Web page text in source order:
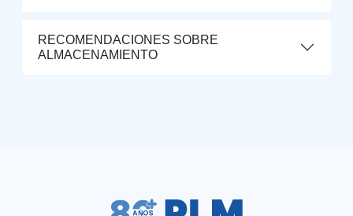
RECOMENDACIONES SOBRE
ALMACENAMIENTO